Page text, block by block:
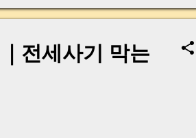
근저당 말소할게요.” 처음 계
때문에 분쟁이 생기는 경우
대출을 세입자 보증금으로 갚
입장에서는 큰돈이 한 번에
전세사기 막는